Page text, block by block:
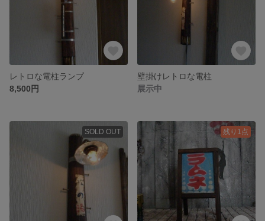
レトロな電柱ランプ
8,500円
壁掛けレトロな電柱
展示中
SOLD OUT 残り1点